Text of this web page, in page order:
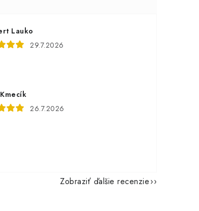
Lauko
29.7.2026
26.7.2026
Zobraziť ďalšie recenzie